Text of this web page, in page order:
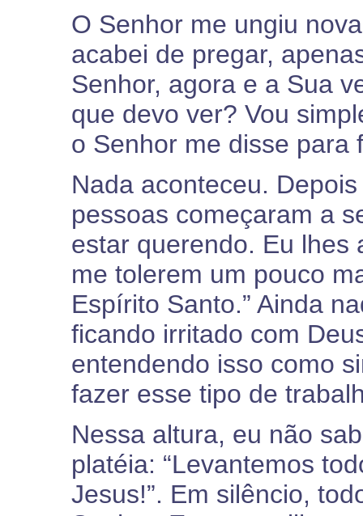
O Senhor me ungiu
acabei de pregar,
Senhor, agora e a Sua
que devo ver? Vou
o Senhor me disse para
Nada aconteceu.
pessoas começaram a
estar querendo. Eu lhes
me tolerem um pouco
Espírito Santo.” Ainda
ficando irritado com
entendendo isso como
fazer esse tipo de
Nessa altura, eu não
platéia: “Levantemos
Jesus!”. Em silêncio,